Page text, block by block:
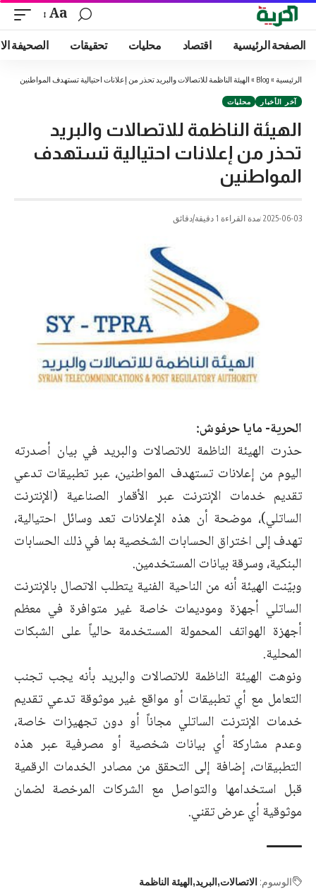
Aa
الصفحة الرئيسية اقتصاد محليات تحقيقات الصحيفة
الرئيسية »
Blog
» الهيئة الناظمة للاتصالات والبريد تحذر من إعلانات احتيالية تستهدف المواطنين
آخر الأخبار محليات
الهيئة الناظمة للاتصالات والبريد
تحذر من إعلانات احتيالية تستهدف
المواطنين
2025-06-03 مدة القراءة 1 دقيقة/دقائق
الحرية- مايا حرفوش:
حذرت الهيئة الناظمة للاتصالات والبريد في بيان أصدرته
اليوم من إعلانات تستهدف المواطنين، عبر تطبيقات تدعي
تقديم خدمات الإنترنت عبر الأقمار الصناعية (الإنترنت
الساتلي)، موضحة أن هذه الإعلانات تعد وسائل احتيالية،
تهدف إلى اختراق الحسابات الشخصية بما في ذلك الحسابات
البنكية، وسرقة بيانات المستخدمين.
وبيّنت الهيئة أنه من الناحية الفنية يتطلب الاتصال بالإنترنت
الساتلي أجهزة وموديمات خاصة غير متوافرة في معظم
أجهزة الهواتف المحمولة المستخدمة حالياً على الشبكات
المحلية.
ونوهت الهيئة الناظمة للاتصالات والبريد بأنه يجب تجنب
التعامل مع أي تطبيقات أو مواقع غير موثوقة تدعي تقديم
خدمات الإنترنت الساتلي مجاناً أو دون تجهيزات خاصة،
وعدم مشاركة أي بيانات شخصية أو مصرفية عبر هذه
التطبيقات، إضافة إلى التحقق من مصادر الخدمات الرقمية
قبل استخدامها والتواصل مع الشركات المرخصة لضمان
موثوقية أي عرض تقني.
الوسوم: الاتصالات البريد الهيئة الناظمة